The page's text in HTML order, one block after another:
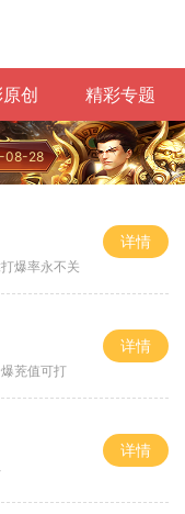
创 精彩专题
08-28
爆率永不关
详情
茺值可打
详情
详情